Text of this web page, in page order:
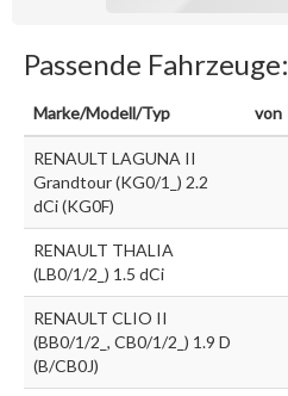
Passende Fahrzeuge:
Marke/Modell/Typ von
RENAULT LAGUNA II
Grandtour (KG0/1_) 2.2
dCi (KG0F)
RENAULT THALIA
(LB0/1/2_) 1.5 dCi
RENAULT CLIO II
(BB0/1/2_, CB0/1/2_) 1.9 D
(B/CB0J)